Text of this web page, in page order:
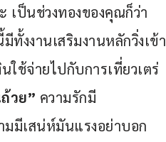
เป็นช่วงทองของคุณก็ว่า
งงานเสริมงานหลักวิ่งเข้า
ใช้จ่ายไปกับการเที่ยวเตร่
วย” ความรักมี
มีเสน่ห์มันแรงอย่าบอก